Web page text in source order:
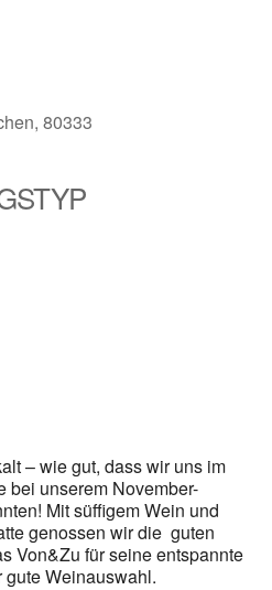
80333
– wie gut, dass wir uns im
bei unserem November-
Mit süffigem Wein und
genossen wir die guten
Von&Zu für seine entspannte
Weinauswahl.